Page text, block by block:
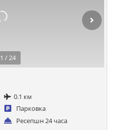
1 / 24
0.1 км
Парковка
Ресепшн 24 часа